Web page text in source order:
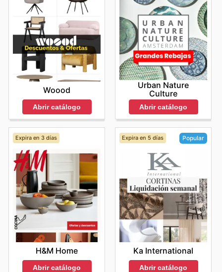
Woood
Abrir catálogo
Urban Nature
Culture
Abrir catálogo
Expira en 3 días
H&M Home
Abrir catálogo
Expira en 5 días Popular
Ka International
Abrir catálogo